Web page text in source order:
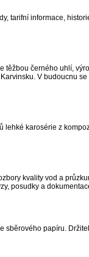
tarifní informace,
těžbou černého uhlí,
V budoucnu
lehké karosérie z
kvality vod a
posudky a
sběrového papíru.